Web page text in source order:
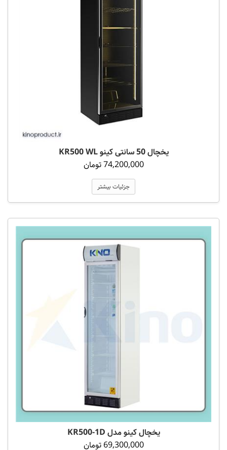
یخچال 50 سانتی کینو KR500 WL
74,200,000 تومان
جزئیات بیشتر
یخچال کینو مدل KR500-1D
69,300,000 تومان